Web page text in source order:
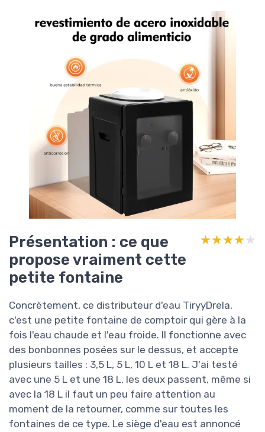
Présentation : ce que
propose vraiment cette
petite fontaine
★★★★★
★★★★★
Concrètement, ce distributeur d'eau TiryyDrela,
c'est une petite fontaine de comptoir qui gère à la
fois l'eau chaude et l'eau froide. Il fonctionne avec
des bonbonnes posées sur le dessus, et accepte
plusieurs tailles : 3,5 L, 5 L, 10 L et 18 L. J'ai testé
avec une 5 L et une 18 L, les deux passent, même si
avec la 18 L il faut un peu faire attention au
moment de la retourner, comme sur toutes les
fontaines de ce type. Le siège d'eau est annoncé